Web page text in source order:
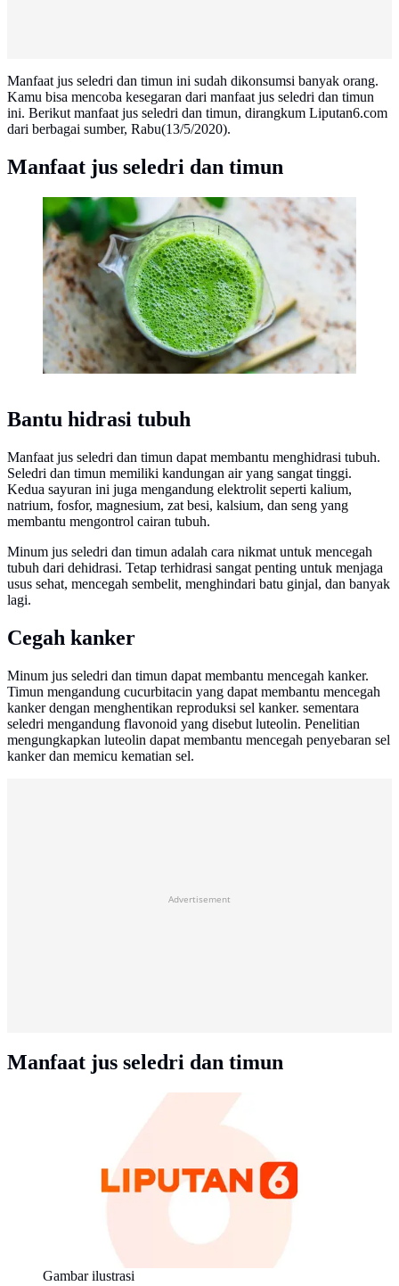
Manfaat jus seledri dan timun ini sudah dikonsumsi banyak orang.
Kamu bisa mencoba kesegaran dari manfaat jus seledri dan timun
ini. Berikut manfaat jus seledri dan timun, dirangkum Liputan6.com
dari berbagai sumber, Rabu(13/5/2020).
Manfaat jus seledri dan timun
Jus seledri dan timun| unsplash.com
Bantu hidrasi tubuh
Manfaat jus seledri dan timun dapat membantu menghidrasi tubuh.
Seledri dan timun memiliki kandungan air yang sangat tinggi.
Kedua sayuran ini juga mengandung elektrolit seperti kalium,
natrium, fosfor, magnesium, zat besi, kalsium, dan seng yang
membantu mengontrol cairan tubuh.
Minum jus seledri dan timun adalah cara nikmat untuk mencegah
tubuh dari dehidrasi. Tetap terhidrasi sangat penting untuk menjaga
usus sehat, mencegah sembelit, menghindari batu ginjal, dan banyak
lagi.
Cegah kanker
Minum jus seledri dan timun dapat membantu mencegah kanker.
Timun mengandung cucurbitacin yang dapat membantu mencegah
kanker dengan menghentikan reproduksi sel kanker. sementara
seledri mengandung flavonoid yang disebut luteolin. Penelitian
mengungkapkan luteolin dapat membantu mencegah penyebaran sel
kanker dan memicu kematian sel.
Advertisement
Manfaat jus seledri dan timun
Gambar ilustrasi